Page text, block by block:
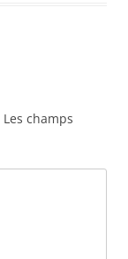
Les champs